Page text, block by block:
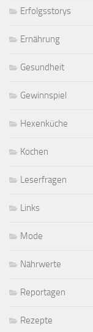
Erfolgsstorys
Ernährung
Gesundheit
Gewinnspiel
Hexenküche
Kochen
Leserfragen
Links
Mode
Nährwerte
Reportagen
Rezepte